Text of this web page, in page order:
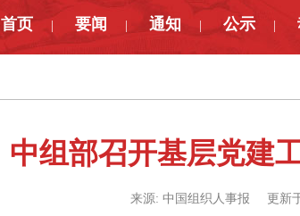
首页 要闻 通知 公示
中组部召开基层党建
来源: 中国组织人事报 更新